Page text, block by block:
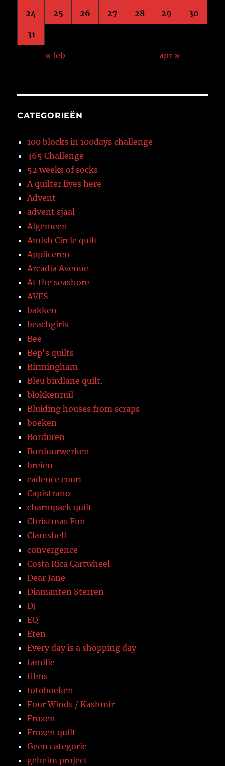
24 25 26 27 28 29 30
31
« feb apr »
CATEGORIEËN
100 blocks in 100days challenge
365 Challenge
52 weeks of socks
A quilter lives here
Advent
advent sjaal
Algemeen
Amish Circle quilt
Appliceren
Arcadia Avenue
At the seashore
AVES
bakken
beachgirls
Bee
Bep's quilts
Birmingham
Bleu birdlane quilt.
blokkenruil
Bluiding houses from scraps
boeken
Borduren
Borduurwerken
breien
cadence court
Capistrano
charmpack quilt
Christmas Fun
Clamshell
convergence
Costa Rica Cartwheel
Dear Jane
Diamanten Sterren
DJ
EQ
Eten
Every day is a shopping day
familie
films
fotoboeken
Four Winds / Kashmir
Frozen
Frozen quilt
Geen categorie
geheim project